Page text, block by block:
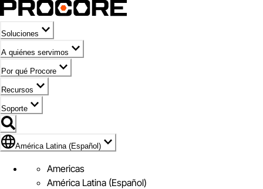
Soluciones
A quiénes servimos
Por qué Procore
Recursos
Soporte
Bandera de América Latina (Español)
América Latina (Español)
Americas
América Latina (Español)